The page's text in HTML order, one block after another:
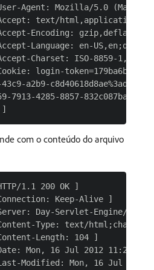
Agent: Mozilla/5.0
text/html,application/
Encoding:
Language: en-US,en;q=0.8
Charset: ISO-8859-
login-token=179ba6bd-
a2b9-
7913-4285-8857-
com o conteúdo do arquivo
1.1 200 OK ]
Keep-Alive ]
Day-Servlet-Engine/
Type: text/
Length: 104 ]
Mon, 16 Jul 2012 11:23:38
Modified: Mon, 16 Jul 2012